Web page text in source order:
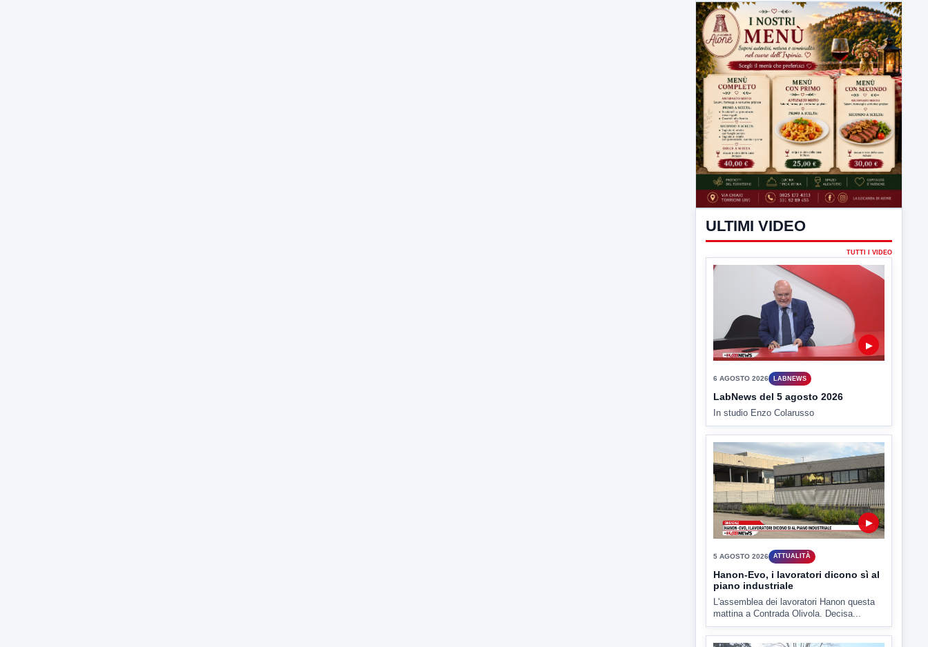
ULTIMI VIDEO
TUTTI I VIDEO
LabNews del 5 agosto 2026
In studio Enzo Colarusso
▶
Hanon-Evo, i lavoratori dicono sì al
piano industriale